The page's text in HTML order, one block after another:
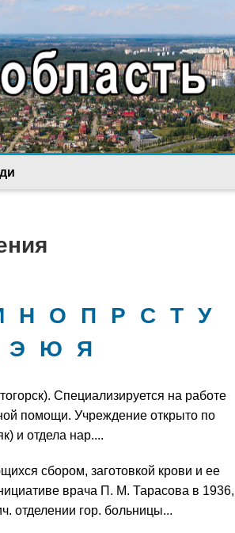
Н О П Р С Т У
Э Ю Я
Специализируется на работе
помощи. Учреждение открыто по
и отдела нар....
сбором, заготовкой крови и ее
врача П. М. Тарасова в 1936,
отделении гор. больницы...